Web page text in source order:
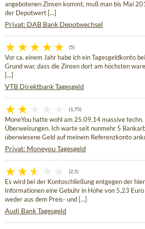
angebotenen Zinsen kommt, muß man bis Mai
der Depotwert [...]
Privat: DAB Bank Depotwechsel
(5)
Vor ca. einem Jahr habe ich ein Tagesgeldkonto
Grund war, dass die Zinsen dort am höchsten
[...]
VTB Direktbank Tagesgeld
(1,75)
MoneYou hatte wohl am 25.09.14 massive
Überweisungen. Ich warte seit nunmehr 5
überwiesene Geld auf meinem Referenzkonto
Privat: Moneyou Tagesgeld
(2,5)
Es wird bei der Kontoschließung entgegen der
Informationen eine Gebühr in Höhe von 5,23
weder aus dem Preis- und [...]
Audi Bank Tagesgeld